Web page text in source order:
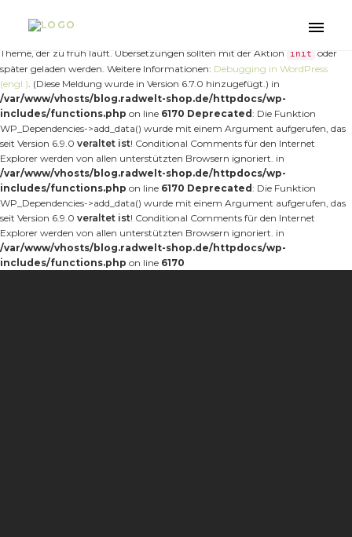
aufgerufen. Das Laden der Übersetzung für die Domain
nt-forester wurde
Theme, der zu früh läuft. Übersetzungen sollten mit der Aktion
init
oder
später geladen werden. Weitere Informationen: Debugging in WordPress
(engl.). (Diese Meldung wurde in Version 6.7.0 hinzugefügt.) in
/var/www/vhosts/blog.radwelt-shop.de/httpdocs/wp-
includes/functions.php on line 6170 Deprecated : Die Funktion
WP_Dependencies->add_data() wurde mit einem Argument aufgerufen, das
seit Version 6.9.0 veraltet ist! Conditional Comments für den Internet
Explorer werden von allen unterstützten Browsern ignoriert. in
/var/www/vhosts/blog.radwelt-shop.de/httpdocs/wp-
includes/functions.php on line 6170 Deprecated : Die Funktion
WP_Dependencies->add_data() wurde mit einem Argument aufgerufen, das
seit Version 6.9.0 veraltet ist! Conditional Comments für den Internet
Explorer werden von allen unterstützten Browsern ignoriert. in
/var/www/vhosts/blog.radwelt-shop.de/httpdocs/wp-
includes/functions.php on line 6170
Toggle